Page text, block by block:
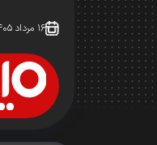
۱۶ مرداد ۱۴۰۵